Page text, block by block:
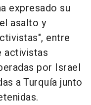
expresado su
asalto y
entre
activistas
por Israel
a Turquía junto